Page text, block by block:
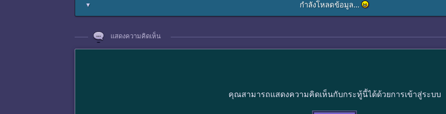
▼ กำลังโหลดข้อมูล...
แสดงความคิดเห็น
คุณสามารถแสดงความคิดเห็นกับกระทู้นี้ได้ด้วยการเข้าสู่ระบบ